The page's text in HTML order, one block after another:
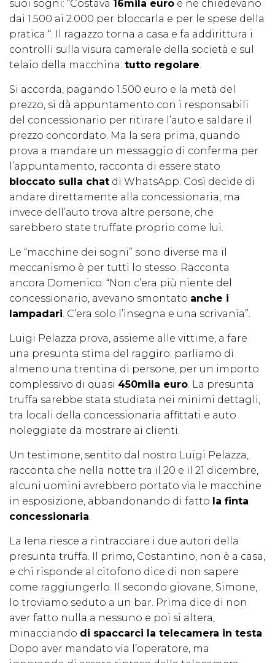
suoi sogni: “Costava 16mila euro e ne chiedevano
dai 1.500 ai 2.000 per bloccarla e per le spese della
pratica “. Il ragazzo torna a casa e fa addirittura i
controlli sulla visura camerale della società e sul
telaio della macchina: tutto regolare.
Si accorda, pagando 1.500 euro e la metà del
prezzo, si dà appuntamento con i responsabili
del concessionario per ritirare l’auto e saldare il
prezzo concordato. Ma la sera prima, quando
prova a mandare un messaggio di conferma per
l’appuntamento, racconta di essere stato
bloccato sulla chat di WhatsApp. Così decide di
andare direttamente alla concessionaria, ma
invece dell’auto trova altre persone, che
sarebbero state truffate proprio come lui.
Le “macchine dei sogni” sono diverse ma il
meccanismo è per tutti lo stesso. Racconta
ancora Domenico: “Non c’era più niente del
concessionario, avevano smontato anche i
lampadari. C’era solo l’insegna e una scrivania”.
Luigi Pelazza prova, assieme alle vittime, a fare
una presunta stima del raggiro: parliamo di
almeno una trentina di persone, per un importo
complessivo di quasi 450mila euro. La presunta
truffa sarebbe stata studiata nei minimi dettagli,
tra locali della concessionaria affittati e auto
noleggiate da mostrare ai clienti.
Un testimone, sentito dal nostro Luigi Pelazza,
racconta che nella notte tra il 20 e il 21 dicembre,
alcuni uomini avrebbero portato via le macchine
in esposizione, abbandonando di fatto la finta
concessionaria.
La Iena riesce a rintracciare i due autori della
presunta truffa. Il primo, Costantino, non è a casa,
e chi risponde al citofono dice di non sapere
come raggiungerlo. Il secondo giovane, Simone,
lo troviamo seduto a un bar. Prima dice di non
aver fatto nulla a nessuno e poi si altera,
minacciando di spaccarci la telecamera in testa.
Dopo aver mandato via l’operatore, ma